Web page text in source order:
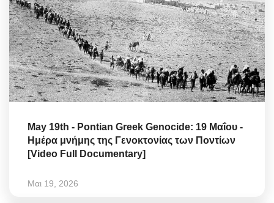
May 19th - Pontian Greek Genocide: 19 Μαΐου -
Ημέρα μνήμης της Γενοκτονίας των Ποντίων
[Video Full Documentary]
Μαι 19, 2026